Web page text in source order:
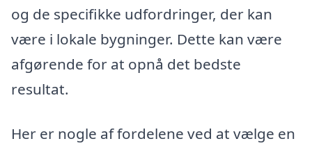
og de specifikke udfordringer, der kan
være i lokale bygninger. Dette kan være
afgørende for at opnå det bedste
resultat.
Her er nogle af fordelene ved at vælge en